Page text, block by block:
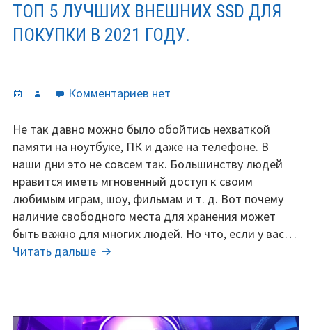
ТОП 5 ЛУЧШИХ ВНЕШНИХ SSD ДЛЯ
ПОКУПКИ В 2021 ГОДУ.
Опубликовано
Автор Комментариевк
Топ
5
лучших
внешних
SSD
для
покупки
нет
Не так давно можно было обойтись нехваткой
памяти на ноутбуке, ПК и даже на телефоне. В
наши дни это не совсем так. Большинству людей
нравится иметь мгновенный доступ к своим
любимым играм, шоу, фильмам и т. д. Вот почему
наличие свободного места для хранения может
быть важно для многих людей. Но что, если у вас…
Читать дальше Топ
SSD